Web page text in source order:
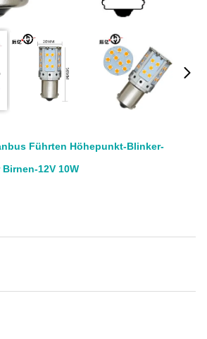
Führten Höhepunkt-Blinker-
Birnen-12V 10W